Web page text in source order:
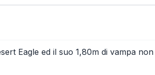
Eagle ed il suo 1,80m di vampa